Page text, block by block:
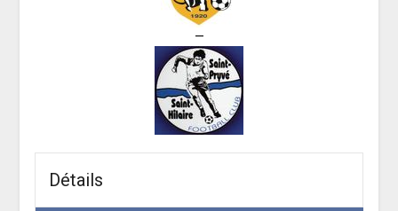
—
Détails